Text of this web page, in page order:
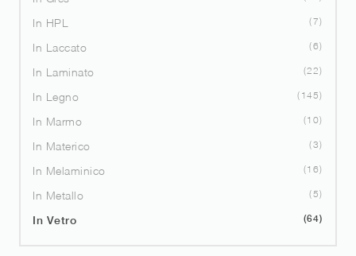
In HPL 7
In Laccato 6
In Laminato 22
In Legno 145
In Marmo 10
In Materico 3
In Melaminico 16
In Metallo 5
In Vetro 64